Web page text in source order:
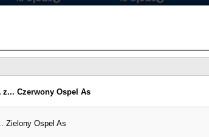
Czerwony Ospel As
Zielony Ospel As